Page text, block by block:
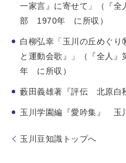
一家言』に寄せて」（『
部 1970年 に所収）
白柳弘幸「玉川の丘めぐ
と運動会歌』」（『全人
年 に所収）
藪田義雄著『評伝 北原
玉川学園編『愛吟集』
玉川豆知識トップへ